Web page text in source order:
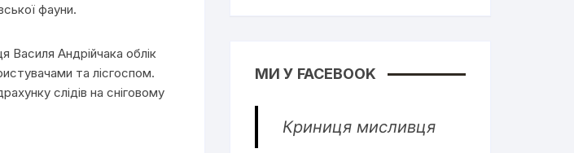
фауни.
Василя Андрійчака облік
та лісгоспом.
слідів на сніговому
МИ У FACEBOOK
Криниця мисливця